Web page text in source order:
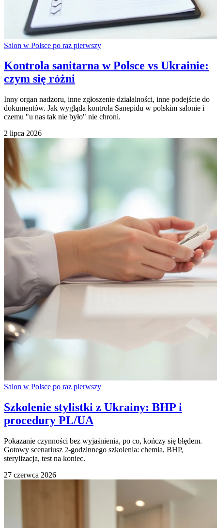
Salon w Polsce po raz pierwszy
Kontrola sanitarna w Polsce vs Ukrainie:
czym się różni
Inny organ nadzoru, inne zgłoszenie działalności, inne podejście do
dokumentów. Jak wygląda kontrola Sanepidu w polskim salonie i
czemu "u nas tak nie było" nie chroni.
2 lipca 2026
Salon w Polsce po raz pierwszy
Szkolenie stylistki z Ukrainy: BHP i
procedury PL/UA
Pokazanie czynności bez wyjaśnienia, po co, kończy się błędem.
Gotowy scenariusz 2-godzinnego szkolenia: chemia, BHP,
sterylizacja, test na koniec.
27 czerwca 2026